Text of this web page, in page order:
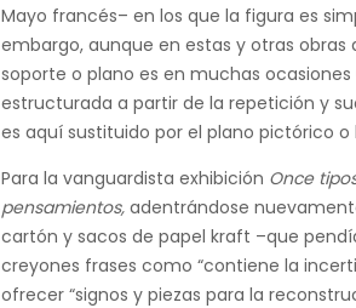
Mayo francés– en los que la figura es
embargo, aunque en estas y otras
soporte o plano es en muchas
estructurada a partir de la repetición y
es aquí sustituido por el plano pictórico
Para la vanguardista exhibición Once
pensamientos,adentrándose
cartón y sacos de papel kraft –que
creyones frases como “contiene la
ofrecer “signos y piezas para la